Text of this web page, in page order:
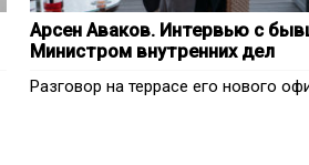
Арсен Аваков. Интервью с
Министром внутренних дел
Разговор на террасе его нового